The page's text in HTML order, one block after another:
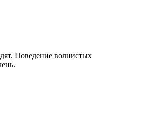
Поведение волнистых